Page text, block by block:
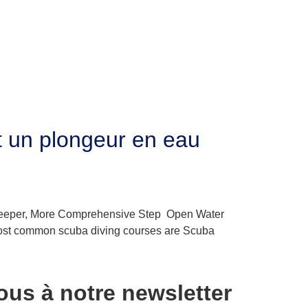
plongeur en eau
More Comprehensive Step Open Water
common scuba diving courses are Scuba
à notre newsletter